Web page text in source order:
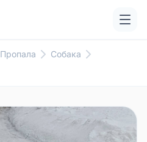
Пропала
Собака